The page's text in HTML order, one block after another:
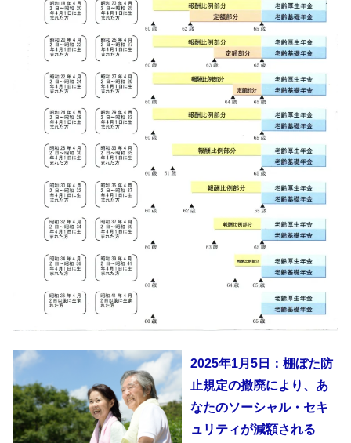
2025年1月5日：棚ぼた防
止規定の撤廃により、あ
なたのソーシャル・セキ
ュリティが減額される